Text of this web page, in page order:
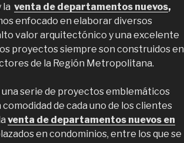
la venta de departamentos nuevos,
enfocado en elaborar diversos
valor arquitectónico y una excelente
proyectos siempre son construidos en
de la Región Metropolitana.
serie de proyectos emblemáticos
comodidad de cada uno de los clientes
venta de departamentos nuevos en
en condominios, entre los que se